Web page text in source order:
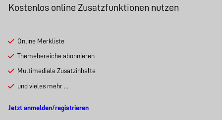
Kostenlos online Zusatzfunktionen nutzen
Online Merkliste
Themebereiche abonnieren
Multimediale Zusatzinhalte
und vieles mehr …
Jetzt anmelden/registrieren